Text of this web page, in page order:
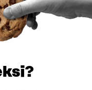
kuin mitä pitkällä
murroksiin,
Pandemian
samoin tarve